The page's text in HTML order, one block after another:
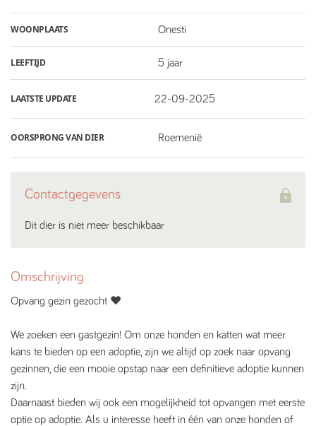
WOONPLAATS Onesti
LEEFTIJD 5 jaar
LAATSTE UPDATE 22-09-2025
OORSPRONG VAN DIER Roemenië
Contactgegevens
Dit dier is niet meer beschikbaar
Omschrijving
Opvang gezin gezocht ♥️
We zoeken een gastgezin! Om onze honden en katten wat meer
kans te bieden op een adoptie, zijn we altijd op zoek naar opvang
gezinnen, die een mooie opstap naar een definitieve adoptie kunnen
zijn.
Daarnaast bieden wij ook een mogelijkheid tot opvangen met eerste
optie op adoptie. Als u interesse heeft in één van onze honden of